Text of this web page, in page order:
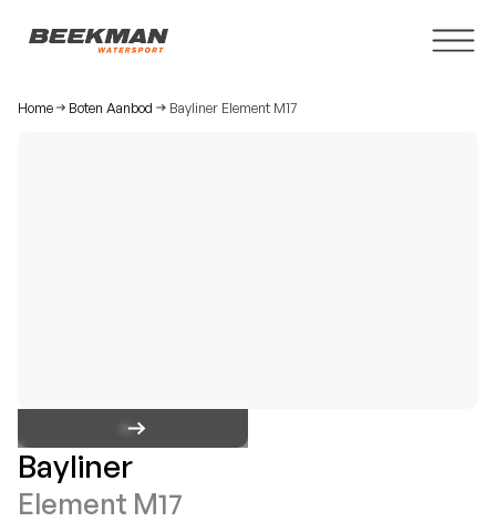
Home Boten Aanbod Bayliner Element M17
Bayliner
Element M17